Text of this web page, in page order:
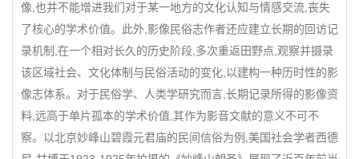
像,也并不能增进我们对于某一地方的文化认知与情感交流,丧失
了核心的学术价值。此外,影像民俗志作者还应建立长期的回访记
录机制,在一个相对长久的历史阶段,多次重返田野点,观察并摄录
该区域社会、文化体制与民俗活动的变化,以建构一种历时性的影
像志体系。对于民俗学、人类学研究而言,长期记录所得的影像资
料,远高于单片孤本的学术价值,其作为影音文献的意义不可不
察。以北京妙峰山碧霞元君庙的民间信俗为例,美国社会学者西德